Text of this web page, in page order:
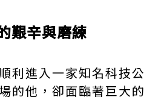
艱辛與磨練
順利進入一家知名科技公
的他，卻面臨著巨大的